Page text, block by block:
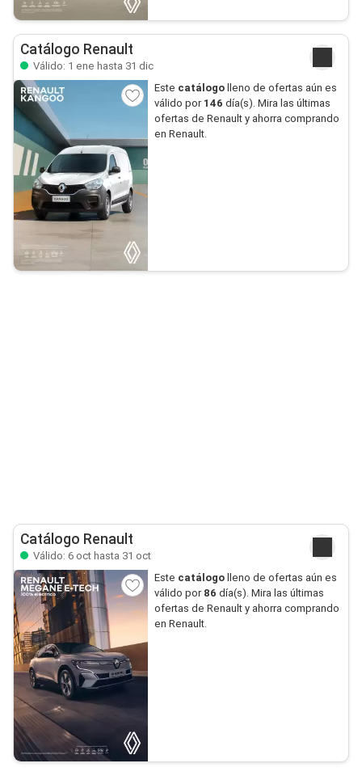
Catálogo Renault
Válido: 1 ene hasta 31 dic
Este catálogolleno de ofertas aún es
válido por 146 día(s). Mira las últimas
ofertas de Renault y ahorra comprando
en Renault.
Catálogo Renault
Válido: 6 oct hasta 31 oct
Este catálogolleno de ofertas aún es
válido por 86 día(s). Mira las últimas
ofertas de Renault y ahorra comprando
en Renault.